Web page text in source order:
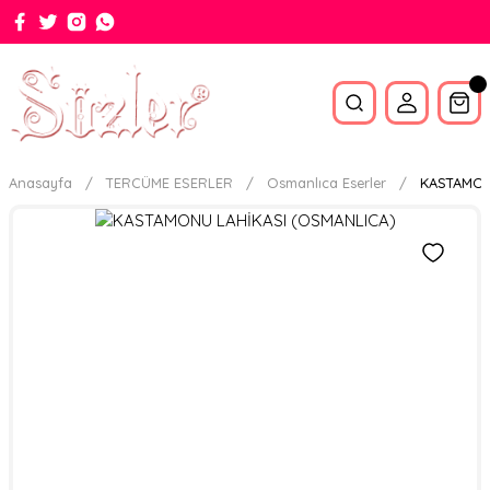
Anasayfa TERCÜME ESERLER Osmanlıca Eserler